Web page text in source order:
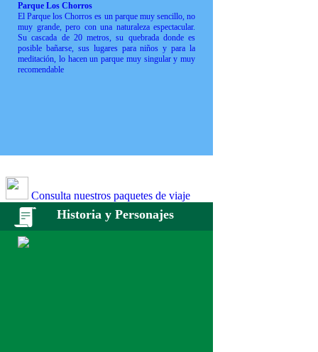
Parque Los Chorros
El Parque los Chorros es un parque muy sencillo, no
muy grande, pero con una naturaleza espectacular.
Su cascada de 20 metros, su quebrada donde es
posible bañarse, sus lugares para niños y para la
meditación, lo hacen un parque muy singular y muy
recomendable
Consulta nuestros paquetes de viaje
Historia y Personajes